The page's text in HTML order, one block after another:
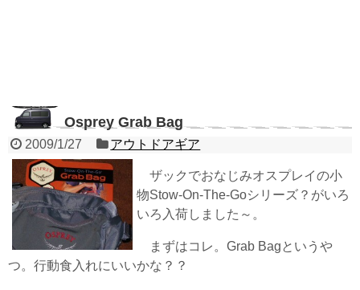
Osprey Grab Bag
2009/1/27 アウトドアギア
ザックでおなじみオスプレイの小
物Stow-On-The-Goシリーズ？がいろ
いろ入荷しました～。
まずはコレ。Grab Bagというや
つ。行動食入れにいいかな？？